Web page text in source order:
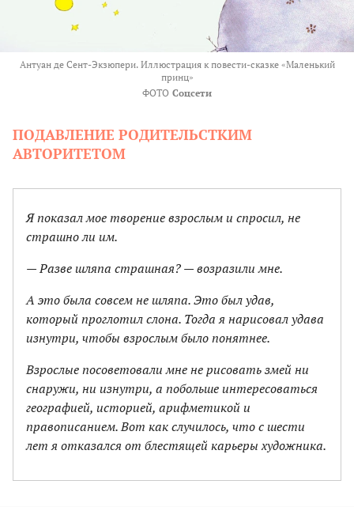
Антуан де Сент-Экзюпери. Иллюстрация к повести-сказке «Маленький
принц»
ФОТО Соцсети
ПОДАВЛЕНИЕ РОДИТЕЛЬСТКИМ
АВТОРИТЕТОМ
Я показал мое творение взрослым и спросил, не
страшно ли им.
— Разве шляпа страшная? — возразили мне.
А это была совсем не шляпа. Это был удав,
который проглотил слона. Тогда я нарисовал удава
изнутри, чтобы взрослым было понятнее.
Взрослые посоветовали мне не рисовать змей ни
снаружи, ни изнутри, а побольше интересоваться
географией, историей, арифметикой и
правописанием. Вот как случилось, что с шести
лет я отказался от блестящей карьеры художника.